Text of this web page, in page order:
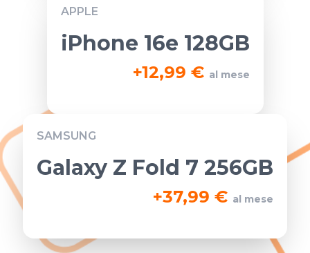
APPLE
iPhone 16e 128GB
+12,99 € al mese
SAMSUNG
Galaxy Z Fold 7 256GB
+37,99 € al mese